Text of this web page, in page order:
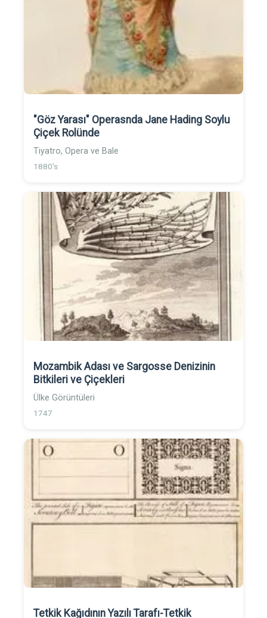
"Göz Yarası" Operasnda Jane Hading Soylu
Çiçek Rolünde
Tiyatro, Opera ve Bale
1880's
Mozambik Adası ve Sargosse Denizinin
Bitkileri ve Çiçekleri
Ülke Görüntüleri
1747
Tetkik Kağıdının Yazılı Tarafı-Tetkik